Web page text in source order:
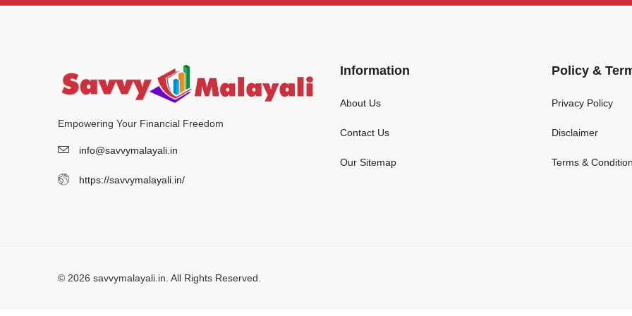
Empowering Your Financial Freedom
info@savvymalayali.in
https://savvymalayali.in/
Information
About Us
Contact Us
Our Sitemap
Policy &
Privacy Policy
Disclaimer
Terms &
© 2026 savvymalayali.in. All Rights Reserved.